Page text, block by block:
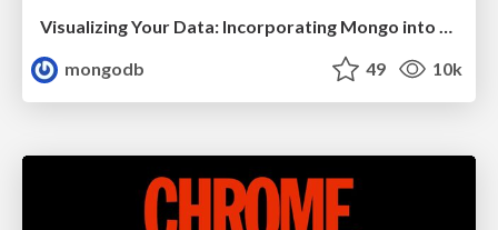
Visualizing Your Data: Incorporating Mongo into Loggly Infrastructure
mongodb
49 10k